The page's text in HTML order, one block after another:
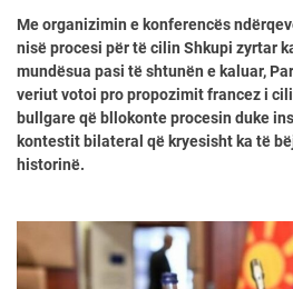
Me organizimin e konferencës
nisë procesi për të cilin Shkupi zyrtar
mundësua pasi të shtunën e kaluar,
veriut votoi pro propozimit francez i
bullgare që bllokonte procesin duke
kontestit bilateral që kryesisht ka të
historinë.